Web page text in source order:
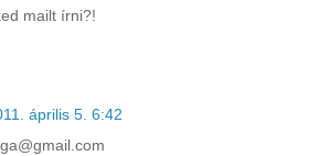
mailt írni?!
április 5. 6:42